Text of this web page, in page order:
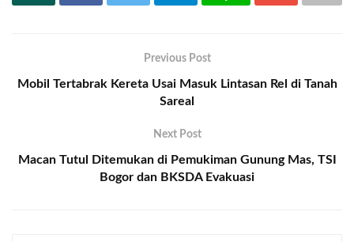
Previous Post
Mobil Tertabrak Kereta Usai Masuk Lintasan Rel di Tanah
Sareal
Next Post
Macan Tutul Ditemukan di Pemukiman Gunung Mas, TSI
Bogor dan BKSDA Evakuasi